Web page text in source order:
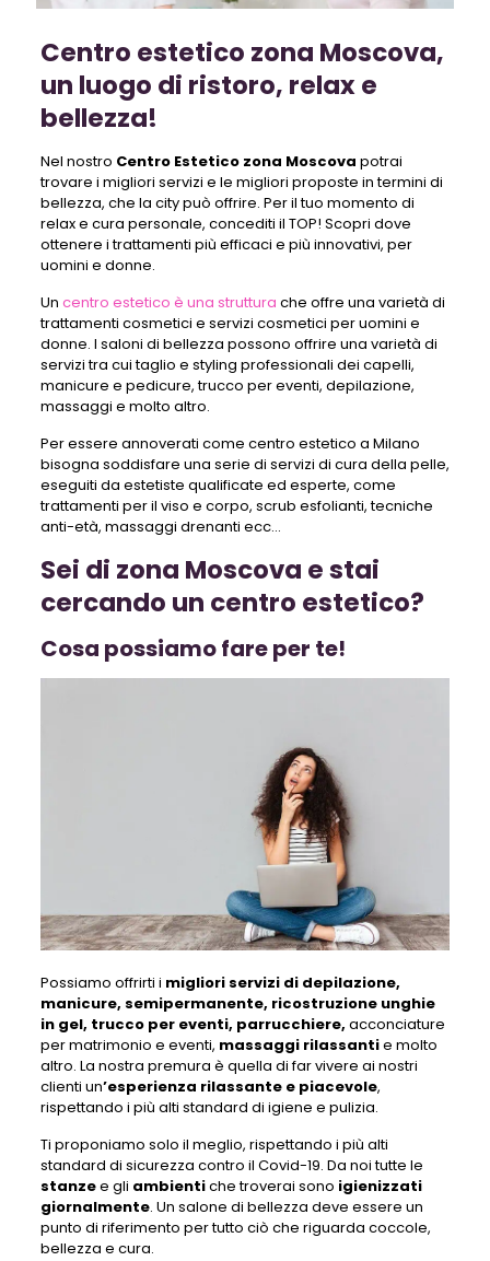
Centro estetico zona Moscova,
un luogo di ristoro, relax e
bellezza!
Nel nostro Centro Estetico zona Moscova potrai
trovare i migliori servizi e le migliori proposte in termini di
bellezza, che la city può offrire. Per il tuo momento di
relax e cura personale, concediti il TOP! Scopri dove
ottenere i trattamenti più efficaci e più innovativi, per
uomini e donne.
Un centro estetico è una struttura che offre una varietà di
trattamenti cosmetici e servizi cosmetici per uomini e
donne. I saloni di bellezza possono offrire una varietà di
servizi tra cui taglio e styling professionali dei capelli,
manicure e pedicure, trucco per eventi, depilazione,
massaggi e molto altro.
Per essere annoverati come centro estetico a Milano
bisogna soddisfare una serie di servizi di cura della pelle,
eseguiti da estetiste qualificate ed esperte, come
trattamenti per il viso e corpo, scrub esfolianti, tecniche
anti-età, massaggi drenanti ecc…
Sei di zona Moscova e stai
cercando un centro estetico?
Cosa possiamo fare per te!
Possiamo offrirti i migliori servizi di depilazione,
manicure, semipermanente, ricostruzione unghie
in gel, trucco per eventi, parrucchiere, acconciature
per matrimonio e eventi, massaggi rilassantie molto
altro. La nostra premura è quella di far vivere ai nostri
clienti un’esperienza rilassante e piacevole,
rispettando i più alti standard di igiene e pulizia.
Ti proponiamo solo il meglio, rispettando i più alti
standard di sicurezza contro il Covid-19. Da noi tutte le
stanzee gli ambientiche troverai sono igienizzati
giornalmente. Un salone di bellezza deve essere un
punto di riferimento per tutto ciò che riguarda coccole,
bellezza e cura.